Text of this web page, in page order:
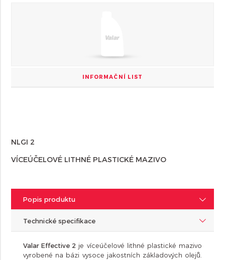
INFORMAČNÍ LIST
NLGI 2
VÍCEÚČELOVÉ LITHNÉ PLASTICKÉ MAZIVO
Popis produktu
Technické specifikace
Valar Effective 2 je víceúčelové lithné plastické mazivo
vyrobené na bázi vysoce jakostních základových olejů.